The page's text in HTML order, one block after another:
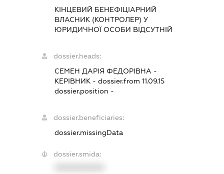
КІНЦЕВИЙ БЕНЕФІЦІАРНИЙ
ВЛАСНИК (КОНТРОЛЕР) У
ЮРИДИЧНОЇ ОСОБИ ВІДСУТНІЙ
dossier.heads:
СЕМЕН ДАРІЯ ФЕДОРІВНА -
КЕРІВНИК - dossier.from 11.09.15
dossier.position -
dossier.beneficiaries:
dossier.missingData
dossier.smida: